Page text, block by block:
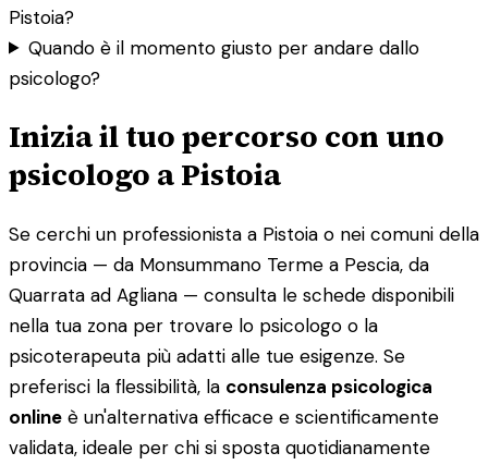
Pistoia?
Quando è il momento giusto per andare dallo
psicologo?
Inizia il tuo percorso con uno
psicologo a Pistoia
Se cerchi un professionista a Pistoia o nei comuni della
provincia — da Monsummano Terme a Pescia, da
Quarrata ad Agliana — consulta le schede disponibili
nella tua zona per trovare lo psicologo o la
psicoterapeuta più adatti alle tue esigenze. Se
preferisci la flessibilità, la consulenza psicologica
online è un'alternativa efficace e scientificamente
validata, ideale per chi si sposta quotidianamente